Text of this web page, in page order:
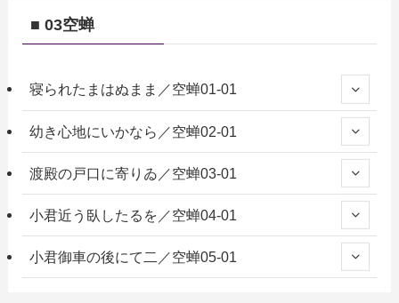
■ 03空蝉
寝られたまはぬまま／空蝉01-01
幼き心地にいかなら／空蝉02-01
渡殿の戸口に寄りゐ／空蝉03-01
小君近う臥したるを／空蝉04-01
小君御車の後にて二／空蝉05-01